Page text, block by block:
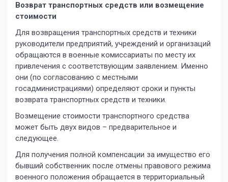
Возврат транспортных средств или возмещение
стоимости
Для возвращения транспортных средств и техники
руководители предприятий, учреждений и организаций
обращаются в военные комиссариаты по месту их
привлечения с соответствующим заявлением. Именно
они (по согласованию с местными
госадминистрациями) определяют сроки и пункты
возврата транспортных средств и техники.
Возмещение стоимости транспортного средства
может быть двух видов – предварительное и
следующее.
Для получения полной компенсации за имущество его
бывший собственник после отмены правового режима
военного положения обращается в территориальный